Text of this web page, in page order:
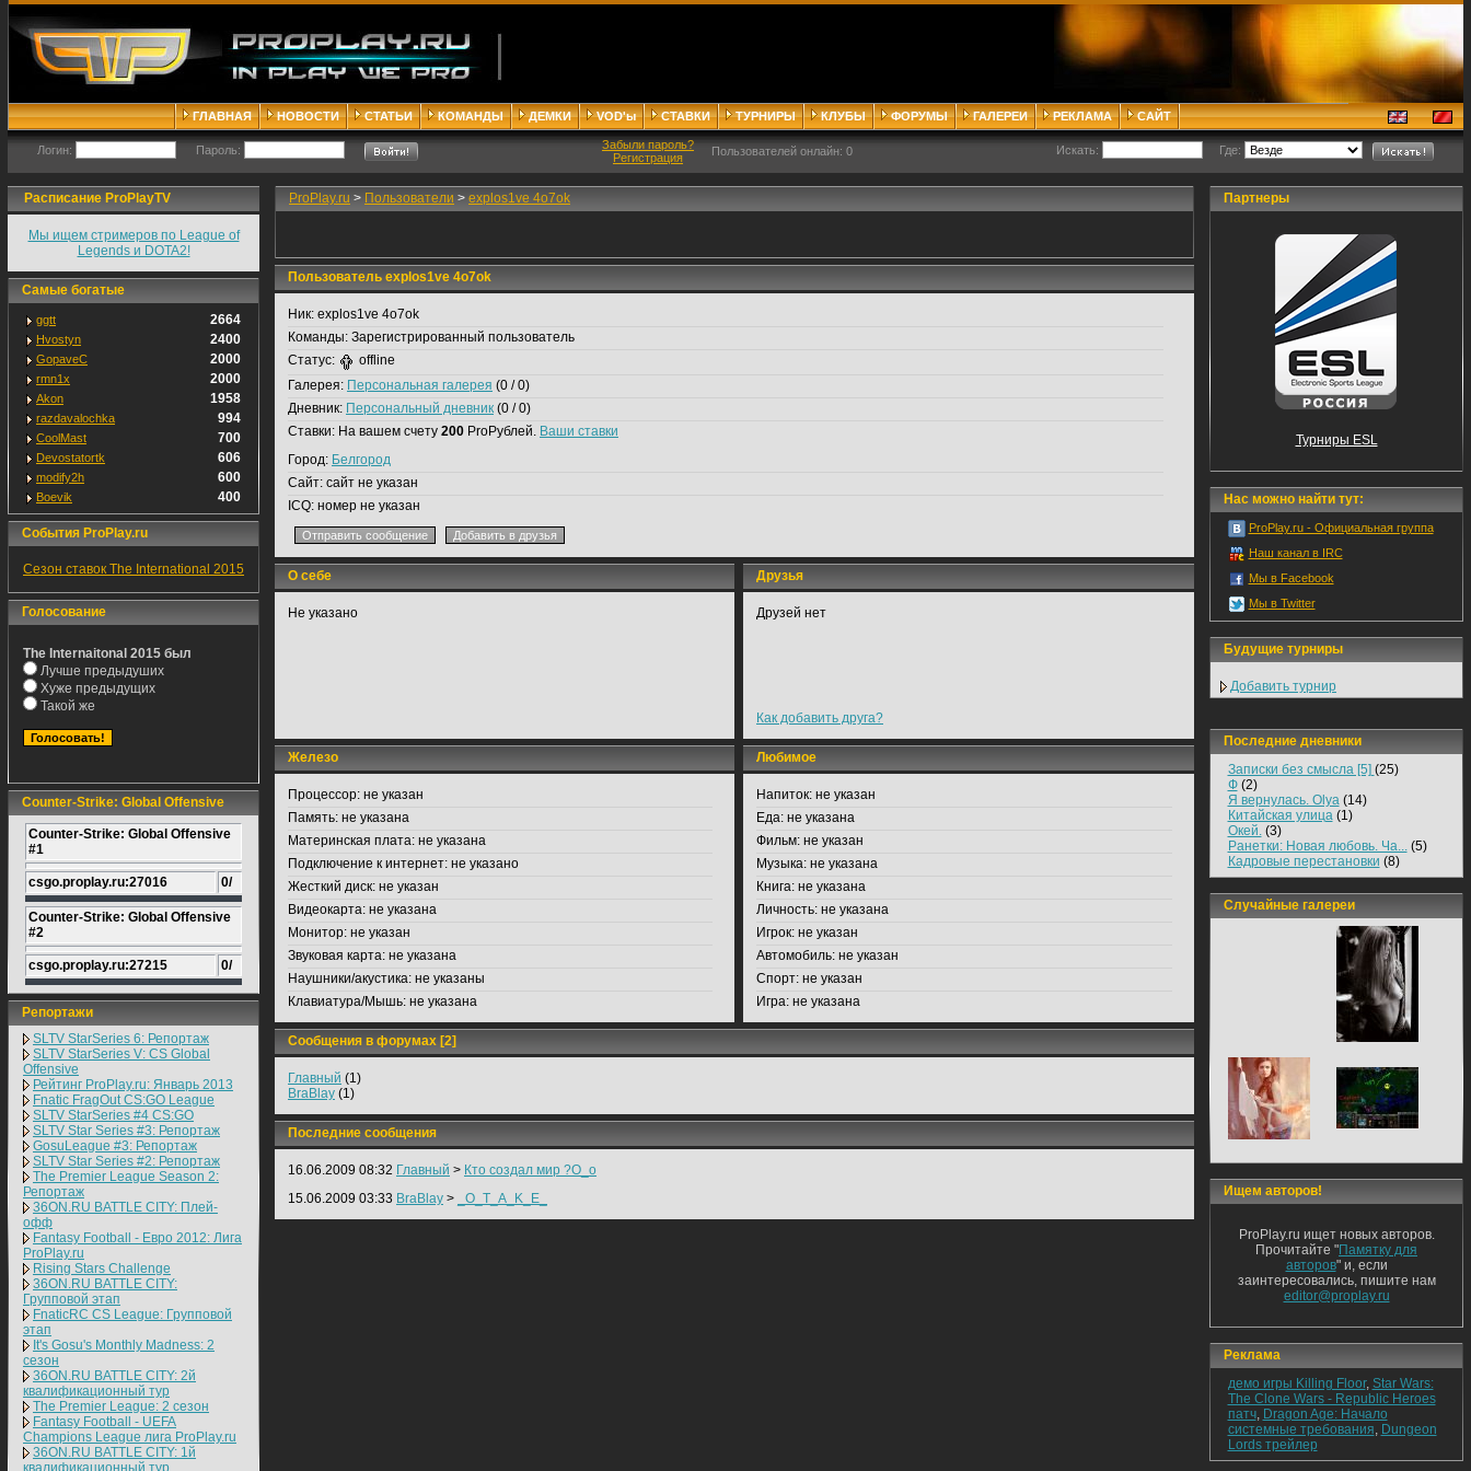
ГЛАВНАЯ НОВОСТИ СТАТЬИ КОМАНДЫ ДЕМКИ VOD'ы СТАВКИ ТУРНИРЫ КЛУБЫ ФОРУМЫ ГАЛЕРЕИ РЕКЛАМА САЙТ
Логин: Пароль:
Забыли пароль?
Регистрация
Пользователей онлайн: 0 Искать: Где:
Расписание ProPlayTV
Мы ищем стримеров по League of
Legends и DOTA2!
Самые богатые
ggtt 2664
Hvostyn 2400
GopaveC 2000
rmn1x 2000
Akon 1958
razdavalochka 994
CoolMast 700
Devostatortk 606
modify2h 600
Boevik 400
События ProPlay.ru
Сезон ставок The International 2015
Голосование
The Internaitonal 2015 был
Лучше предыдуших
Хуже предыдущих
Такой же
Counter-Strike: Global Offensive
Counter-Strike: Global Offensive
#1
csgo.proplay.ru:27016 0/
Counter-Strike: Global Offensive
#2
csgo.proplay.ru:27215 0/
Репортажи
SLTV StarSeries 6: Репортаж
SLTV StarSeries V: CS Global
Offensive
Рейтинг ProPlay.ru: Январь 2013
Fnatic FragOut CS:GO League
SLTV StarSeries #4 CS:GO
SLTV Star Series #3: Репортаж
GosuLeague #3: Репортаж
SLTV Star Series #2: Репортаж
The Premier League Season 2:
Репортаж
36ON.RU BATTLE CITY: Плей-
офф
Fantasy Football - Евро 2012: Лига
ProPlay.ru
Rising Stars Challenge
36ON.RU BATTLE CITY:
Групповой этап
FnaticRC CS League: Групповой
этап
It's Gosu's Monthly Madness: 2
сезон
36ON.RU BATTLE CITY: 2й
квалификационный тур
The Premier League: 2 cезон
Fantasy Football - UEFA
Champions League лига ProPlay.ru
36ON.RU BATTLE CITY: 1й
квалификационный тур
ProPlay.ru > Пользователи > explos1ve 4o7ok
Пользователь explos1ve 4o7ok
Ник: explos1ve 4o7ok
Команды: Зарегистрированный пользователь
Статус:
offline
Галерея: Персональная галерея (0 / 0)
Дневник: Персональный дневник (0 / 0)
Ставки: На вашем счету 200 ProРублей. Ваши ставки
Город: Белгород
Сайт: сайт не указан
ICQ: номер не указан
О себе
Не указано
Друзья
Друзей нет
Как добавить друга?
Железо
Процессор: не указан
Память: не указана
Материнская плата: не указана
Подключение к интернет: не указано
Жесткий диск: не указан
Видеокарта: не указана
Монитор: не указан
Звуковая карта: не указана
Наушники/акустика: не указаны
Клавиатура/Мышь: не указана
Любимое
Напиток: не указан
Еда: не указана
Фильм: не указан
Музыка: не указана
Книга: не указана
Личность: не указана
Игрок: не указан
Автомобиль: не указан
Спорт: не указан
Игра: не указана
Сообщения в форумах [2]
Главный (1)
BraBlay (1)
Последние сообщения
16.06.2009 08:32 Главный > Кто создал мир ?O_o
15.06.2009 03:33 BraBlay > _O_T_A_K_E_
Партнеры
Турниры ESL
Нас можно найти тут:
ProPlay.ru - Официальная группа
Наш канал в IRC
Мы в Facebook
Мы в Twitter
Будущие турниры
Добавить турнир
Последние дневники
Записки без смысла [5] (25)
Ф(2)
Я вернулась. Olya(14)
Китайская улица(1)
Окей.(3)
Ранетки: Новая любовь. Ча...(5)
Кадровые перестановки (8)
Случайные галереи
Ищем авторов!
ProPlay.ru ищет новых авторов.
Прочитайте "Памятку для
авторов" и, если
заинтересовались, пишите нам
editor@proplay.ru
Реклама
демо игры Killing Floor, Star Wars:
The Clone Wars - Republic Heroes
патч, Dragon Age: Начало
системные требования, Dungeon
Lords трейлер